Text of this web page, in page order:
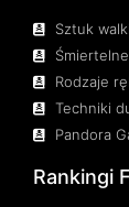
Sztuk
Rodzaje
Techniki
Pandora
Rankingi